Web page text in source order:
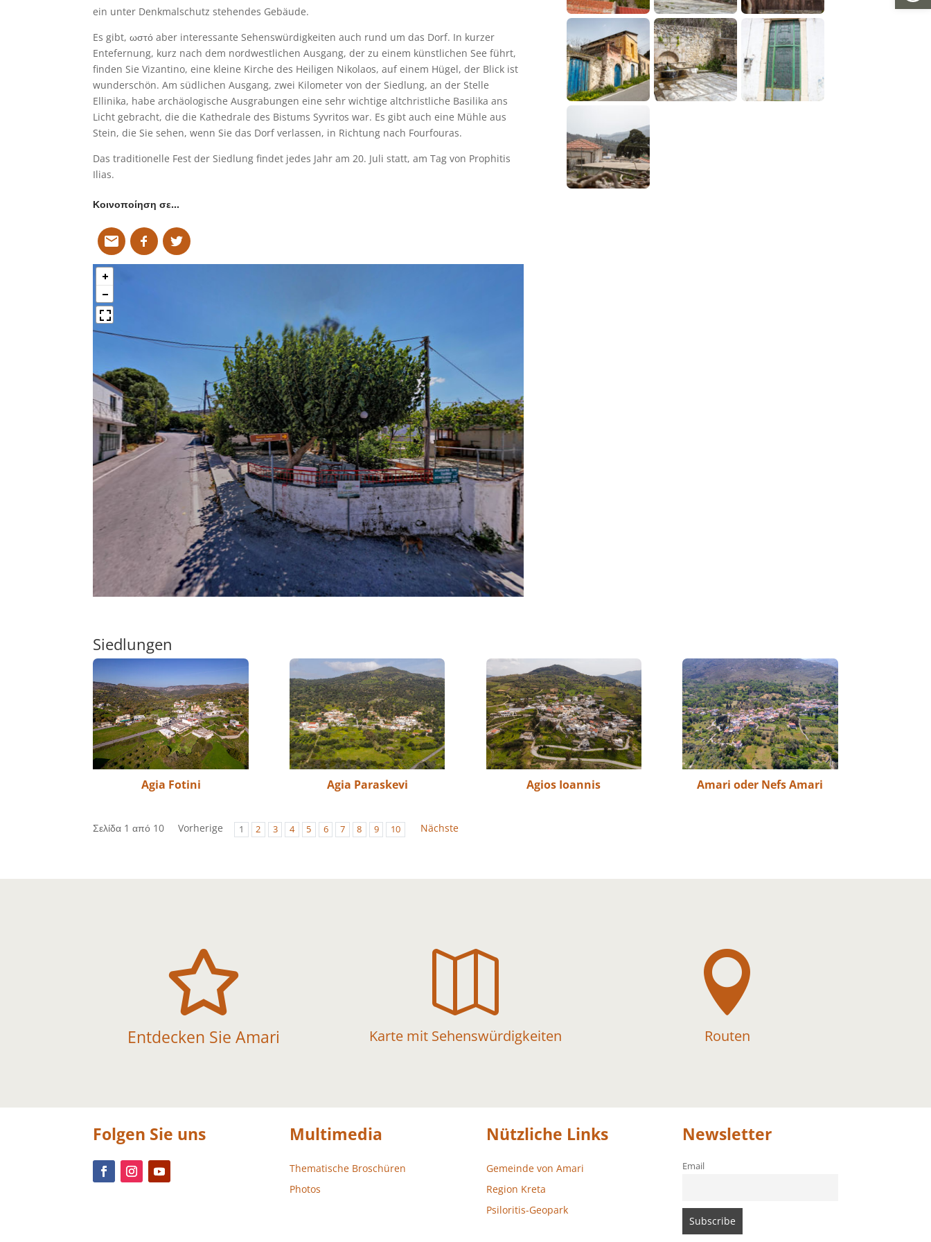
ein unter Denkmalschutz stehendes Gebäude.
Es gibt, ωστό aber interessante Sehenswürdigkeiten auch rund um das Dorf. In kurzer
Entefernung, kurz nach dem nordwestlichen Ausgang, der zu einem künstlichen See führt,
finden Sie Vizantino, eine kleine Kirche des Heiligen Nikolaos, auf einem Hügel, der Blick ist
wunderschön. Am südlichen Ausgang, zwei Kilometer von der Siedlung, an der Stelle
Ellinika, habe archäologische Ausgrabungen eine sehr wichtige altchristliche Basilika ans
Licht gebracht, die die Kathedrale des Bistums Syvritos war. Es gibt auch eine Mühle aus
Stein, die Sie sehen, wenn Sie das Dorf verlassen, in Richtung nach Fourfouras.
Das traditionelle Fest der Siedlung findet jedes Jahr am 20. Juli statt, am Tag von Prophitis
Ilias.
Κοινοποίηση σε…
Siedlungen
Agia Fotini Agia Paraskevi Agios Ioannis Amari oder Nefs Amari
Σελίδα 1 από 10 Vorherige 1 2 3 4 5 6 7 8 9 10 Nächste

Entdecken Sie Amari

Karte mit Sehenswürdigkeiten

Routen
Folgen Sie uns Multimedia
Thematische Broschüren
Photos
Nützliche Links
Gemeinde von Amari
Region Kreta
Psiloritis-Geopark
Newsletter
Email